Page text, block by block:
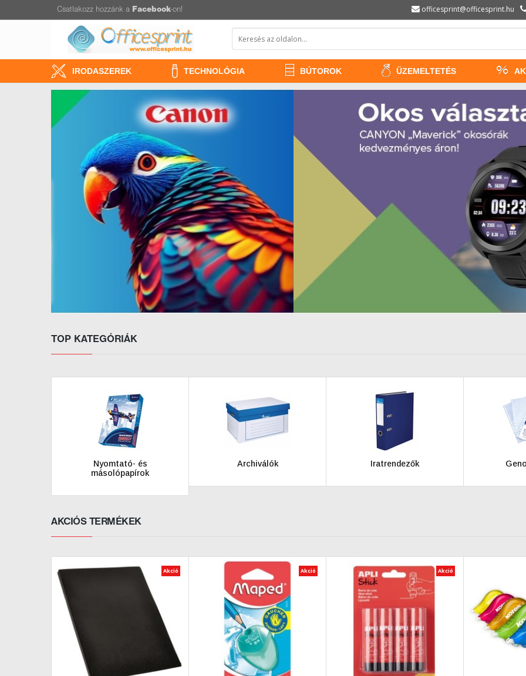
Csatlakozz hozzánk a Facebook-on! officesprint@officesprint.hu
IRODASZEREK TECHNOLÓGIA BÚTOROK ÜZEMELTETÉS
TOP KATEGÓRIÁK
Nyomtató- és
másolópapírok
Archiválók Iratrendezők
AKCIÓS TERMÉKEK
Akció Akció Akció